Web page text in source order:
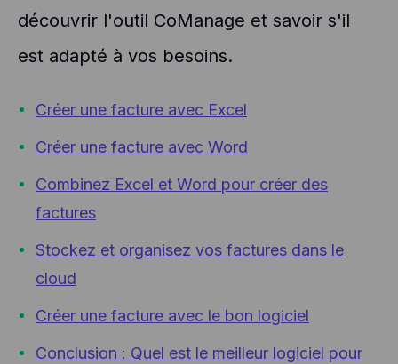
découvrir l'outil CoManage et savoir s'il
est adapté à vos besoins.
Créer une facture avec Excel
Créer une facture avec Word
Combinez Excel et Word pour créer des
factures
Stockez et organisez vos factures dans le
cloud
Créer une facture avec le bon logiciel
Conclusion : Quel est le meilleur logiciel pour